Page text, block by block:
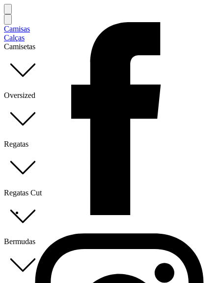
Camisas
Calças
Camisetas
Oversized
Regatas
Regatas Cut
Bermudas